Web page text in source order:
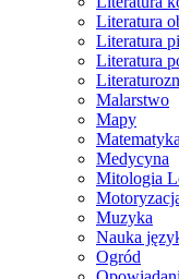
Literatura
Literatura
Literatura
Malarstwo
Mapy
Matematyka
Medycyna
Mitologia
Muzyka
Nauka
Ogród